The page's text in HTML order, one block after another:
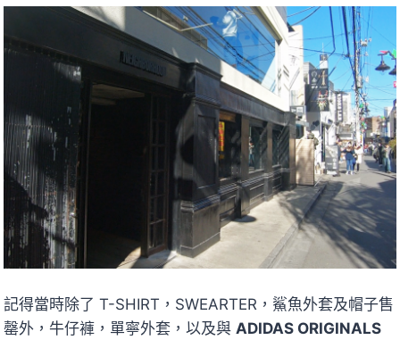
記得當時除了 T-SHIRT，SWEARTER，鯊魚外套及帽子售
罄外，牛仔褲，單寧外套，以及與 ADIDAS ORIGINALS